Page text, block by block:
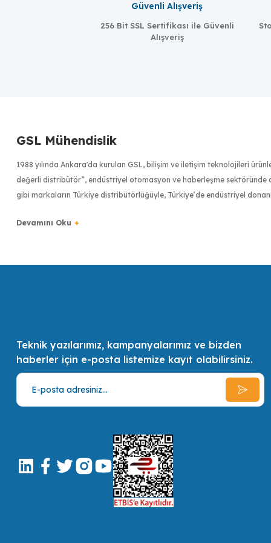
MOXA
NM-TX01
Ethernet module with 1 10/100BaseTX port with RJ45 connector
Güvenli Alışveriş
256 Bit SSL Sertifikası ile Güvenli
Alışveriş
GSL Mühendislik
1988 yılında Ankara'da kurulan GSL, bilişim ve iletişim teknolojileri
değerli distribütör”, endüstriyel otomasyon ve haberleşme sektöründe
gibi markaların Türkiye distribütörlüğüyle, Türkiye’de endüstriyel
Türkiye bilişim sektörünün ilk 500 bilişim şirketinden biri olan GSL,
Teknik yazılarımız, kampanyalarımız ve bizden
haberler için e-posta listemize kayıt olabilirsiniz.